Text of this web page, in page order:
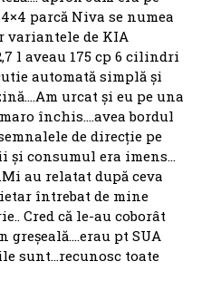
parcă Niva se numea
variantele de KIA
l aveau 175 cp 6 cilindri
automată simplă și
urcat și eu pe una
închis….avea bordul
de direcție pe
și consumul era imens…
au relatat după ceva
întrebat de mine
Cred că le-au coborât
greșeală….erau pt SUA
sunt…recunosc toate